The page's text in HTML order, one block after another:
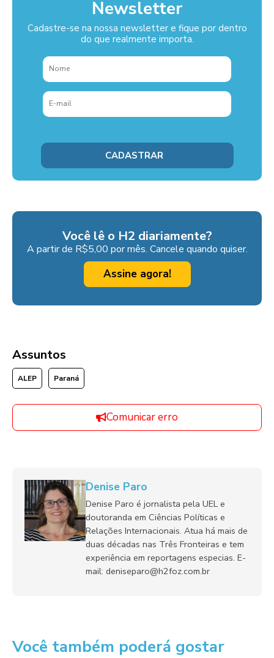
Newsletter
Cadastre-se na nossa newsletter e fique por dentro
do que realmente importa.
Você lê o H2 diariamente?
A partir de R$5,00 por mês. Cancele quando quiser.
Assine agora!
Assuntos
ALEP Paraná
Comunicar erro
Denise Paro
Denise Paro é jornalista pela UEL e
doutoranda em Ciências Políticas e
Relações Internacionais. Atua há mais de
duas décadas nas Três Fronteiras e tem
experiência em reportagens especias. E-
mail: deniseparo@h2foz.com.br
Você também poderá gostar